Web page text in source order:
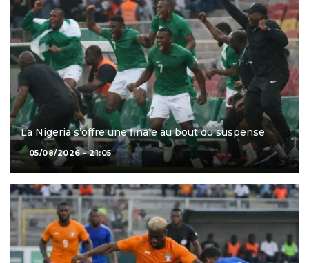
La Nigeria s’offre une finale au bout du suspense
05/08/2026 - 21:05